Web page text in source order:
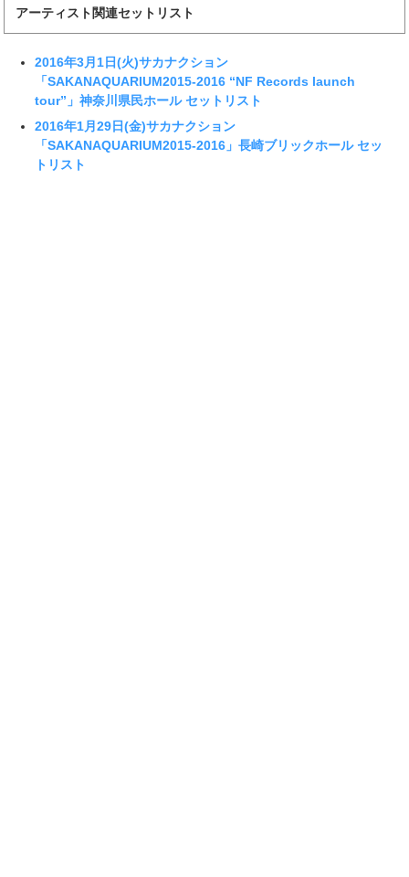
アーティスト関連セットリスト
2016年3月1日(火)サカナクション
「SAKANAQUARIUM2015-2016 “NF Records launch
tour”」神奈川県民ホール セットリスト
2016年1月29日(金)サカナクション
「SAKANAQUARIUM2015-2016」長崎ブリックホール セッ
トリスト